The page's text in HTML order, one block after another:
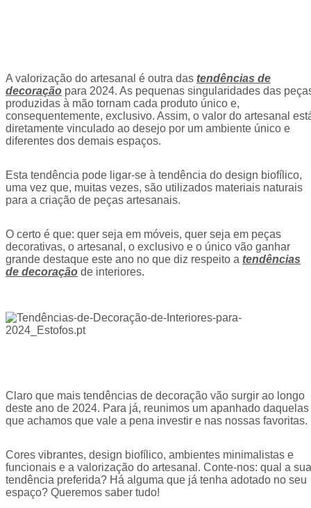
A valorização do artesanal é outra das tendências de
decoração para 2024. As pequenas singularidades das
produzidas à mão tornam cada produto único e,
consequentemente, exclusivo. Assim, o valor do artesanal
diretamente vinculado ao desejo por um ambiente único e
diferentes dos demais espaços.
Esta tendência pode ligar-se à tendência do design biofílico,
uma vez que, muitas vezes, são utilizados materiais naturais
para a criação de peças artesanais.
O certo é que: quer seja em móveis, quer seja em peças
decorativas, o artesanal, o exclusivo e o único vão ganhar
grande destaque este ano no que diz respeito a tendências
de decoração de interiores.
Claro que mais tendências de decoração vão surgir ao longo
deste ano de 2024. Para já, reunimos um apanhado daquelas
que achamos que vale a pena investir e nas nossas favoritas.
Cores vibrantes, design biofílico, ambientes minimalistas e
funcionais e a valorização do artesanal. Conte-nos: qual a sua
tendência preferida? Há alguma que já tenha adotado no seu
espaço? Queremos saber tudo!